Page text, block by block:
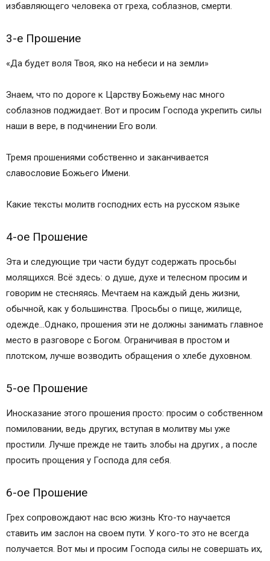
избавляющего человека от греха, соблазнов, смерти.
3-е Прошение
«Да будет воля Твоя, яко на небеси и на земли»
Знаем, что по дороге к Царству Божьему нас много
соблазнов поджидает. Вот и просим Господа укрепить силы
наши в вере, в подчинении Его воли.
Тремя прошениями собственно и заканчивается
славословие Божьего Имени.
Какие тексты молитв господних есть на русском языке
4-ое Прошение
Эта и следующие три части будут содержать просьбы
молящихся. Всё здесь: о душе, духе и телесном просим и
говорим не стесняясь. Мечтаем на каждый день жизни,
обычной, как у большинства. Просьбы о пище, жилище,
одежде…Однако, прошения эти не должны занимать главное
место в разговоре с Богом. Ограничивая в простом и
плотском, лучше возводить обращения о хлебе духовном.
5-ое Прошение
Иносказание этого прошения просто: просим о собственном
помиловании, ведь других, вступая в молитву мы уже
простили. Лучше прежде не таить злобы на других , а после
просить прощения у Господа для себя.
6-ое Прошение
Грех сопровождают нас всю жизнь Кто-то научается
ставить им заслон на своем пути. У кого-то это не всегда
получается. Вот мы и просим Господа силы не совершать их,